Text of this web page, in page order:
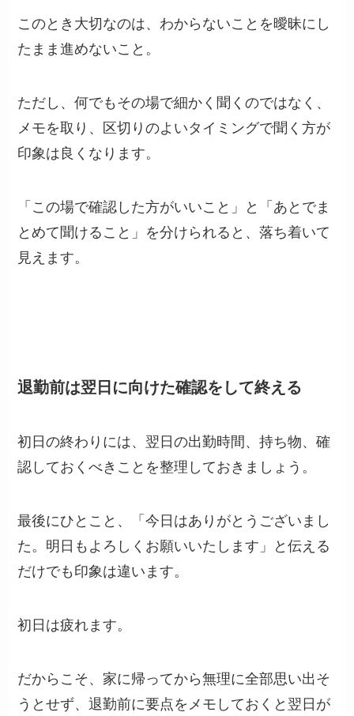
このとき大切なのは、わからないことを曖昧にし
たまま進めないこと。
ただし、何でもその場で細かく聞くのではなく、
メモを取り、区切りのよいタイミングで聞く方が
印象は良くなります。
「この場で確認した方がいいこと」と「あとでま
とめて聞けること」を分けられると、落ち着いて
見えます。
退勤前は翌日に向けた確認をして終える
初日の終わりには、翌日の出勤時間、持ち物、確
認しておくべきことを整理しておきましょう。
最後にひとこと、「今日はありがとうございまし
た。明日もよろしくお願いいたします」と伝える
だけでも印象は違います。
初日は疲れます。
だからこそ、家に帰ってから無理に全部思い出そ
うとせず、退勤前に要点をメモしておくと翌日が